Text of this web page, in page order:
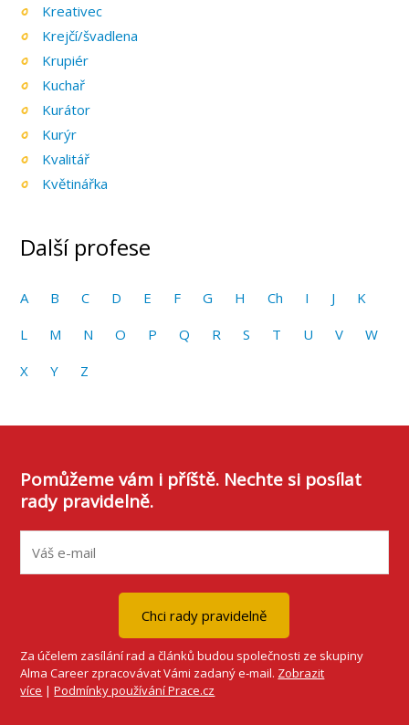
Kreativec
Krejčí/švadlena
Krupiér
Kuchař
Kurátor
Kurýr
Kvalitář
Květinářka
Další profese
A B C D E F G H Ch I J
K
L
M N O P Q R S T U V
W
X
Y Z
Pomůžeme vám i příště. Nechte si posílat
rady pravidelně.
Za účelem zasílání rad a článků budou společnosti ze skupiny
Alma Career zpracovávat Vámi zadaný e‑mail. Zobrazit
více |Podmínky používání Prace.cz